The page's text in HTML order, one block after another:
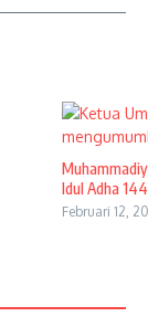
Idul Adha
Februari 12,